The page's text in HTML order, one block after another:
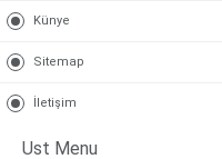
Künye
Sitemap
İletişim
Ust Menu